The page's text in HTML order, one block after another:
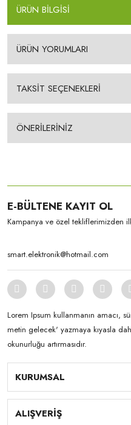
ÜRÜN BİLGİSİ
ÜRÜN YORUMLARI
TAKSİT SEÇENEKLERİ
ÖNERİLERİNİZ
E-BÜLTENE KAYIT OL
Kampanya ve özel tekliflerimizden
Lorem Ipsum kullanmanın amacı,
metin gelecek' yazmaya kıyasla
okunurluğu artırmasıdır.
KURUMSAL
ALIŞVERİŞ